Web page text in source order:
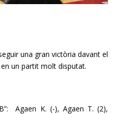
una gran victòria davant el
un partit molt disputat.
Agaen K. (-), Agaen T. (2),